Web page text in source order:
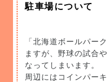
駐車場について
「北海道ボールパー
ますが、野球の試合
なってしまいます。
周辺にはコインパー